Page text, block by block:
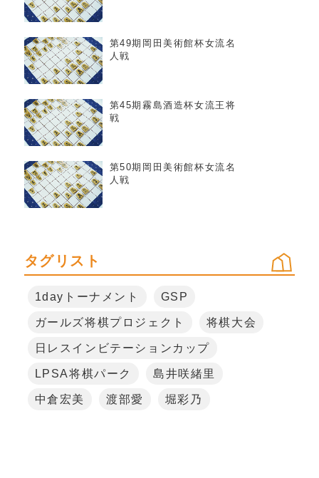
第49期岡田美術館杯女流名
人戦
第45期霧島酒造杯女流王将
戦
第50期岡田美術館杯女流名
人戦
タグリスト
1dayトーナメント GSP
ガールズ将棋プロジェクト 将棋大会
日レスインビテーションカップ
LPSA将棋パーク 島井咲緒里
中倉宏美 渡部愛 堀彩乃